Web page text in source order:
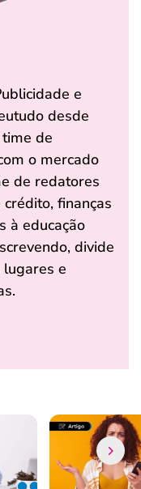
e
desde
de
o mercado
de redatores
finanças
à educação
divide
e